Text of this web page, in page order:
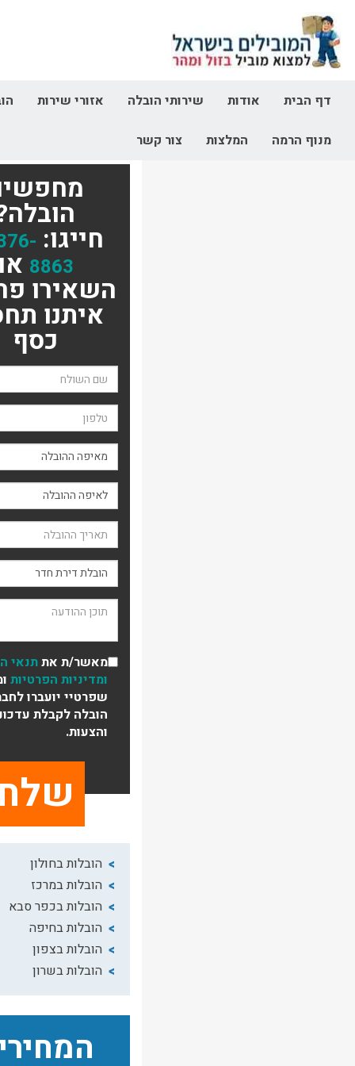
דף הבית אודות שירותי הובלה אזורי שירות
מנוף הרמה המלצות צור קשר
חייגו:
8863
השאירו
איתנו
כסף
שם השולח
טלפון
מאיפה ההובלה
תאריך ההובלה
סוג ההובלה
תוכן ההודעה
מאשר/ת אתתנאי
ומדיניות הפרטיות
שפרטיי יועברו
הובלה לקבלת
והצעות.
הובלות בחולון
הובלות במרכז
הובלות בכפר סבא
הובלות בחיפה
הובלות בצפון
הובלות בשרון